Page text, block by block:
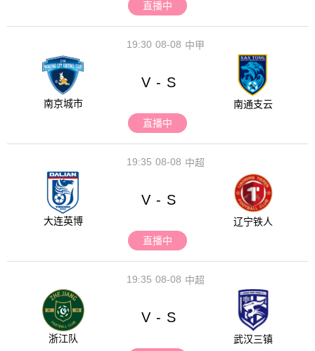
直播中
08-08
19:30 中甲
南京城市
V - S
南通支云
直播中
08-08
19:35 中超
大连英博
V - S
辽宁铁人
直播中
08-08
19:35 中超
浙江队
V - S
武汉三镇